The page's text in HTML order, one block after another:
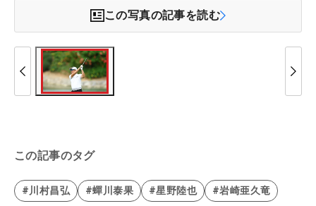
この写真の記事を読む
この記事のタグ
#川村昌弘 #蟬川泰果 #星野陸也 #岩崎亜久竜